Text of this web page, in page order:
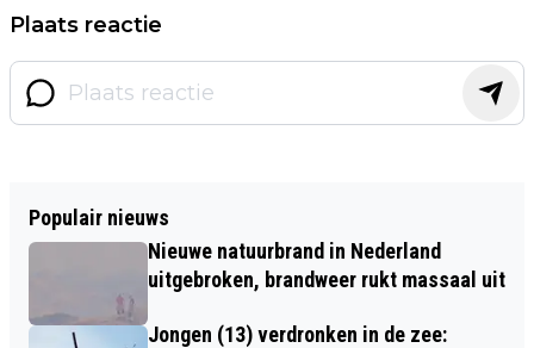
Plaats reactie
Populair nieuws
Nieuwe natuurbrand in Nederland
uitgebroken, brandweer rukt massaal uit
Jongen (13) verdronken in de zee: